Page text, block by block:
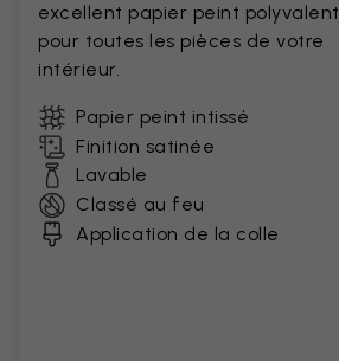
excellent papier peint polyvalent
pour toutes les pièces de votre
intérieur.
Papier peint intissé
Finition satinée
Lavable
Classé au feu
Application de la colle